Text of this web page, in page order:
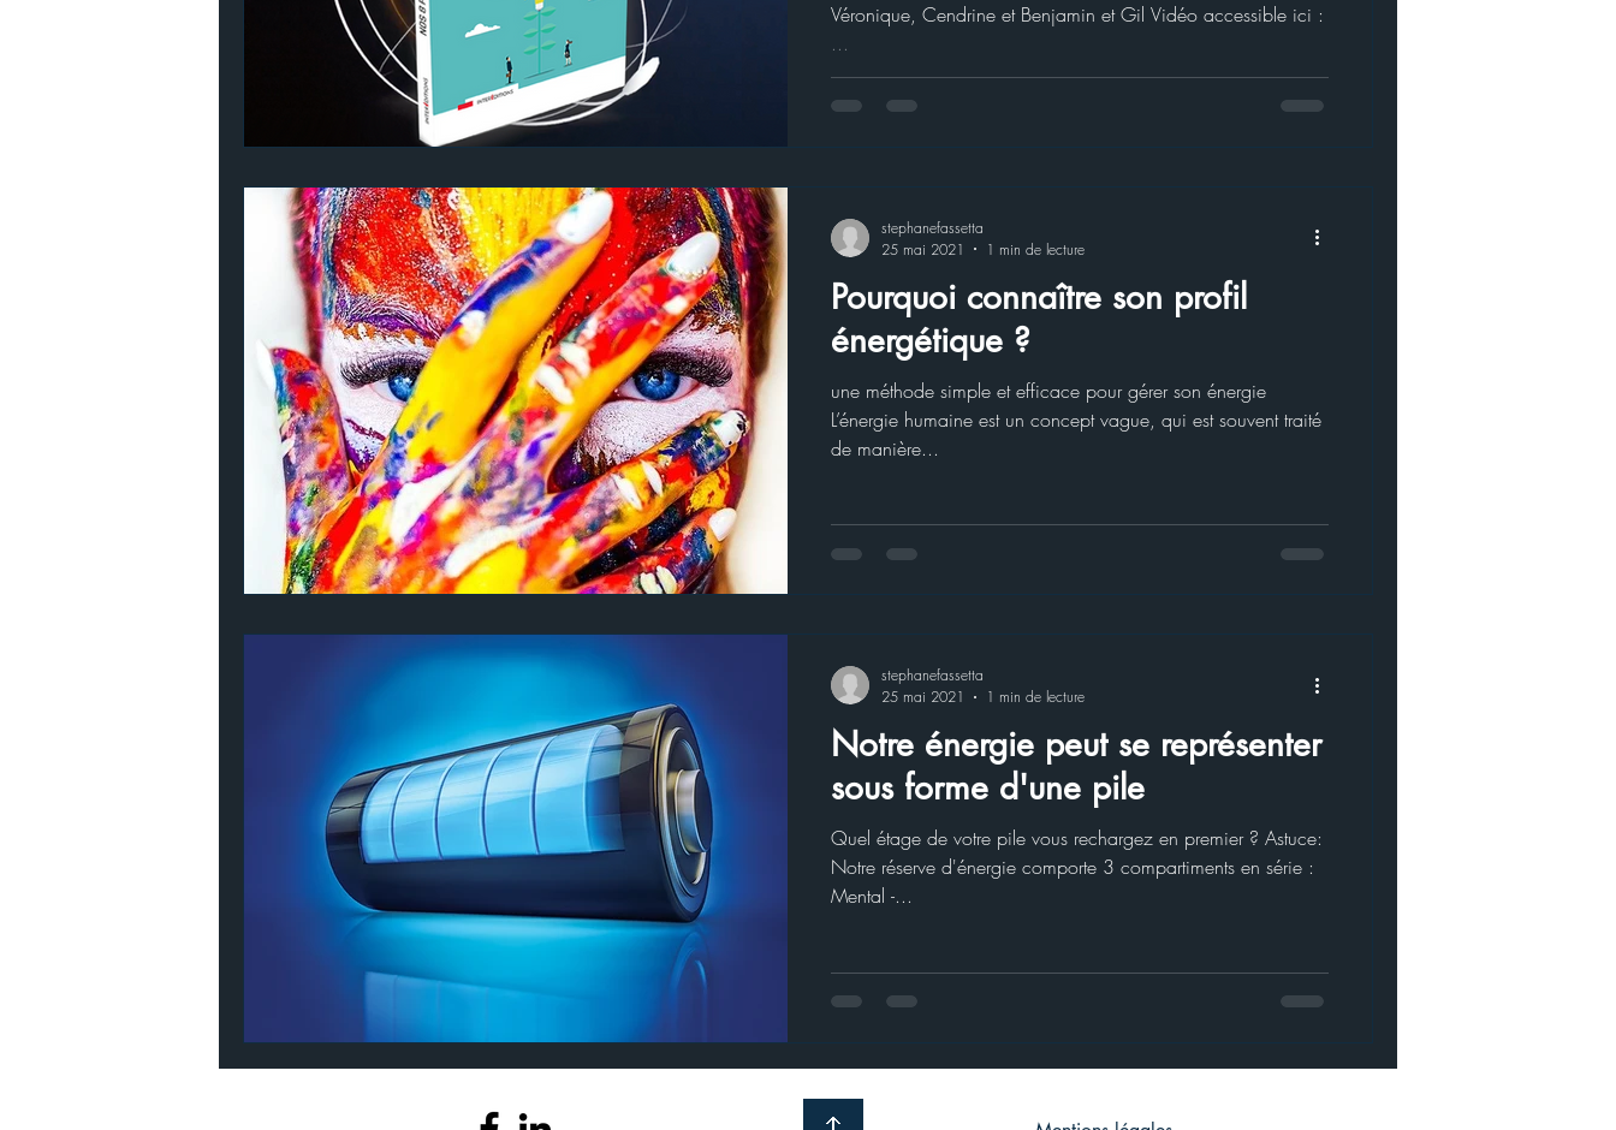
Véronique, Cendrine et Benjamin et Gil Vidéo accessible ici :
...
Pourquoi connaître son profil
énergétique ?
une méthode simple et efficace pour gérer son énergie
L’énergie humaine est un concept vague, qui est souvent traité
de manière...
stephanefassetta
25 mai 2021
1 min de lecture
Notre énergie peut se représenter
sous forme d'une pile
Quel étage de votre pile vous rechargez en premier ? Astuce:
Notre réserve d'énergie comporte 3 compartiments en série :
Mental -...
stephanefassetta
25 mai 2021
1 min de lecture